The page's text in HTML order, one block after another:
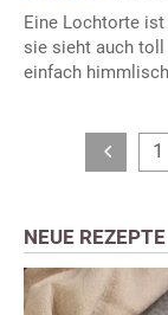
Eine Lochtorte
sie sieht auch
einfach
1
NEUE REZEPTE